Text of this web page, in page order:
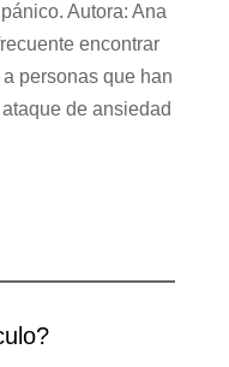
Autora: Ana
encontrar
personas que han
de ansiedad